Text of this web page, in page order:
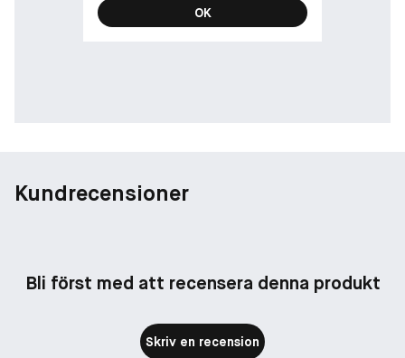
OK
Kundrecensioner
Bli först med att recensera denna produkt
Skriv en recension